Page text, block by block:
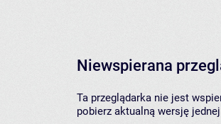
Niewspierana
Ta przeglądarka nie jest
pobierz aktualną wersję